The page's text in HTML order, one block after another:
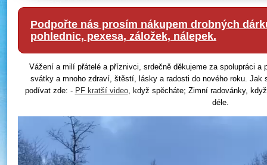
Podpořte nás prosím nákupem drobných
pohlednic, pexesa, záložek, nálepek.
Vážení a milí přátelé a příznivci, srdečně děkujeme za spolupráci a
svátky a mnoho zdraví, štěstí, lásky a radosti do nového roku.
podívat zde: - PF kratší video, když spěcháte; Zimní radovánky,
déle.